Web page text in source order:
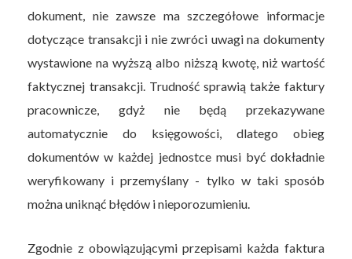
dokument, nie zawsze ma szczegółowe informacje
dotyczące transakcji i nie zwróci uwagi na dokumenty
wystawione na wyższą albo niższą kwotę, niż wartość
faktycznej transakcji. Trudność sprawią także faktury
pracownicze, gdyż nie będą przekazywane
automatycznie do księgowości, dlatego obieg
dokumentów w każdej jednostce musi być dokładnie
weryfikowany i przemyślany - tylko w taki sposób
można uniknąć błędów i nieporozumieniu.
Zgodnie z obowiązującymi przepisami każda faktura